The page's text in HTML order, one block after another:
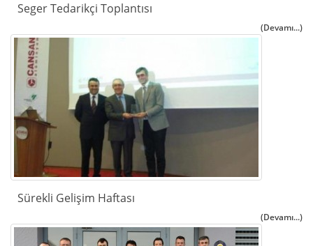
Seger Tedarikçi Toplantısı
(Devamı...)
Sürekli Gelişim Haftası
(Devamı...)